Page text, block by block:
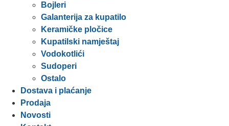
Bojleri
Galanterija za kupatilo
Keramičke pločice
Kupatilski namještaj
Vodokotlići
Sudoperi
Ostalo
Dostava i plaćanje
Prodaja
Novosti